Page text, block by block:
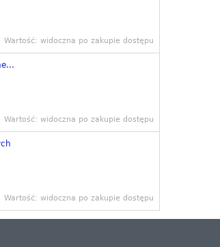
Wartość: widoczna po zakupie dostępu
Wartość: widoczna po zakupie dostępu
Wartość: widoczna po zakupie dostępu